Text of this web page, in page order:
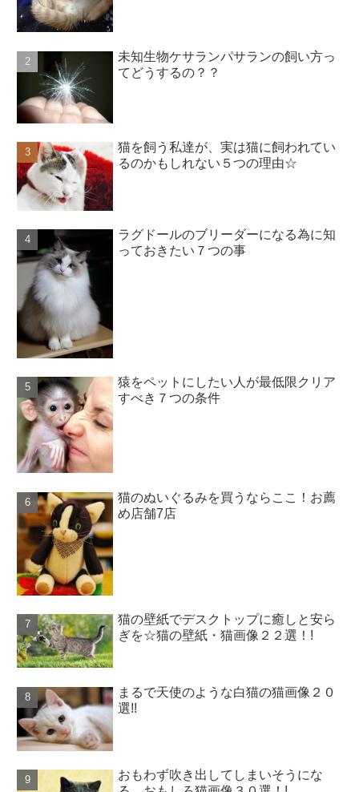
未知生物ケサランパサランの飼い方っ
てどうするの？？
猫を飼う私達が、実は猫に飼われてい
るのかもしれない５つの理由☆
ラグドールのブリーダーになる為に知
っておきたい７つの事
猿をペットにしたい人が最低限クリア
すべき７つの条件
猫のぬいぐるみを買うならここ！お薦
め店舗7店
猫の壁紙でデスクトップに癒しと安ら
ぎを☆猫の壁紙・猫画像２２選！!
まるで天使のような白猫の猫画像２０
選!!
おもわず吹き出してしまいそうにな